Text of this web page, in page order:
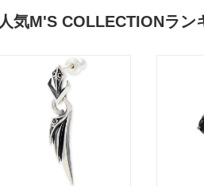
人気M'S COLLECTIONラン